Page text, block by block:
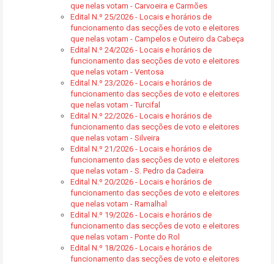
que nelas votam - Carvoeira e Carmões
Edital N.º 25/2026 - Locais e horários de
funcionamento das secções de voto e eleitores
que nelas votam - Campelos e Outeiro da Cabeça
Edital N.º 24/2026 - Locais e horários de
funcionamento das secções de voto e eleitores
que nelas votam - Ventosa
Edital N.º 23/2026 - Locais e horários de
funcionamento das secções de voto e eleitores
que nelas votam - Turcifal
Edital N.º 22/2026 - Locais e horários de
funcionamento das secções de voto e eleitores
que nelas votam - Silveira
Edital N.º 21/2026 - Locais e horários de
funcionamento das secções de voto e eleitores
que nelas votam - S. Pedro da Cadeira
Edital N.º 20/2026 - Locais e horários de
funcionamento das secções de voto e eleitores
que nelas votam - Ramalhal
Edital N.º 19/2026 - Locais e horários de
funcionamento das secções de voto e eleitores
que nelas votam - Ponte do Rol
Edital N.º 18/2026 - Locais e horários de
funcionamento das secções de voto e eleitores